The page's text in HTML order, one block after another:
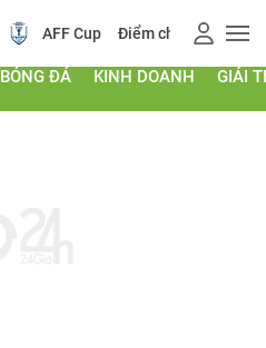
Điểm chuẩn 2026 Giá vàng
BÓNG ĐÁ KINH DOANH GIẢI